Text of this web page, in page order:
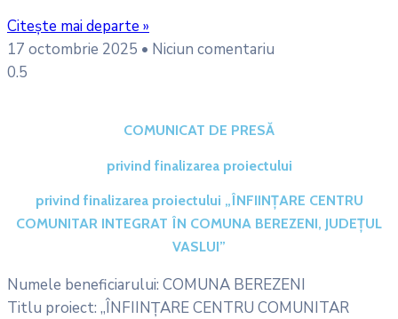
Citește mai departe »
17 octombrie 2025
Niciun comentariu
COMUNICAT DE PRESĂ
privind finalizarea proiectului
privind finalizarea proiectului „ÎNFIINȚARE CENTRU
COMUNITAR INTEGRAT ÎN COMUNA BEREZENI, JUDEȚUL
VASLUI”
Numele beneficiarului: COMUNA BEREZENI
Titlu proiect: „ÎNFIINȚARE CENTRU COMUNITAR